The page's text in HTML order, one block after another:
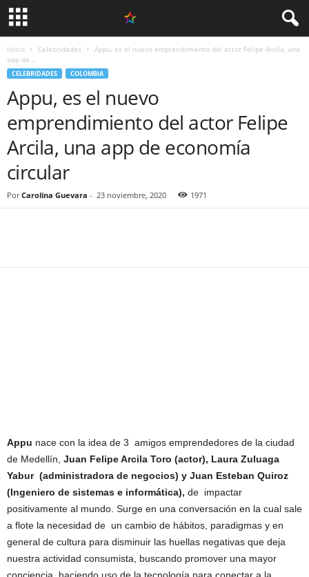
Inicio Celebridades
Appu, es el nuevo emprendimiento del actor Felipe Arcila, una
app de...
CELEBRIDADES COLOMBIA
Appu, es el nuevo
emprendimiento del actor Felipe
Arcila, una app de economía
circular
Por Carolina Guevara - 23 noviembre, 2020 1971
Appu nace con la idea de 3 amigos emprendedores de la ciudad
de Medellín, Juan Felipe Arcila Toro (actor), Laura Zuluaga
Yabur (administradora de negocios) y Juan Esteban Quiroz
(Ingeniero de sistemas e informática), de impactar
positivamente al mundo. Surge en una conversación en la cual sale
a flote la necesidad de un cambio de hábitos, paradigmas y en
general de cultura para disminuir las huellas negativas que deja
nuestra actividad consumista, buscando promover una mayor